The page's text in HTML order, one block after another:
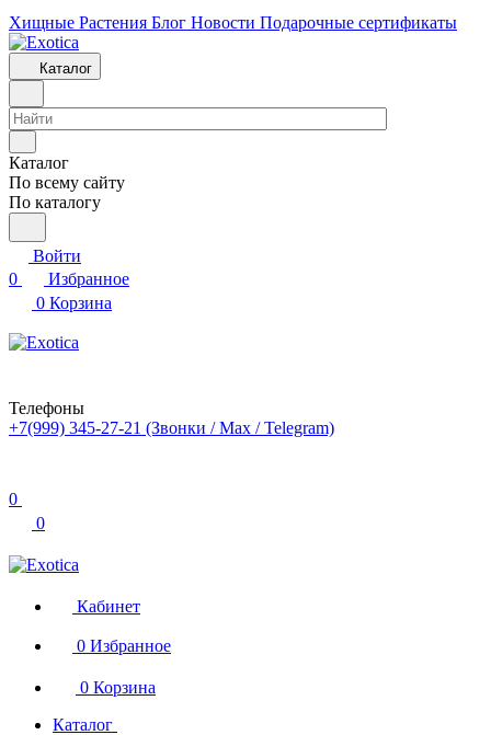
Хищные Растения Блог Новости Подарочные сертификаты
Каталог
Каталог
По всему сайту
По каталогу
Войти
0
Избранное
0 Корзина
Телефоны
+7(999) 345-27-21 (Звонки / Max / Telegram)
0
0
Кабинет
0 Избранное
0 Корзина
Каталог